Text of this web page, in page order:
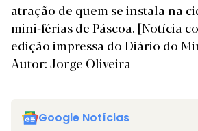
atração de quem se instala na
mini-férias de Páscoa. [Notícia
edição impressa do Diário do
Autor: Jorge Oliveira
Google Notícias